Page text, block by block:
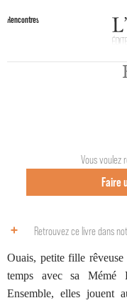
Rencontres
Vous voulez
Faire
Retrouvez ce livre dans
Ouais, petite fille
temps avec sa Mémé
Ensemble, elles jouent